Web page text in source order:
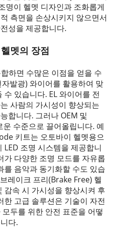
명이 헬멧 디자인과 조화롭게
측면을 손상시키지 않으면서
성을 제공합니다.
멧의 장점
하면 수많은 이점을 얻을 수
발광) 와이어를 활용하여 맞
있습니다. EL 와이어를 전
사람의 가시성이 향상되는
합니다. 그러나 OEM 및
수준으로 끌어올립니다. 예
키트는 오토바이 헬멧용으
조명 시스템을 제공합니
가 다양한 조명 모드를 자유롭
를 음악과 동기화할 수도 있습
레이크 프리(Brake Free) 헬
감속 시 가시성을 향상시켜 후
한 고급 솔루션은 기술이 자전
두를 위한 안전 표준을 어떻
다.